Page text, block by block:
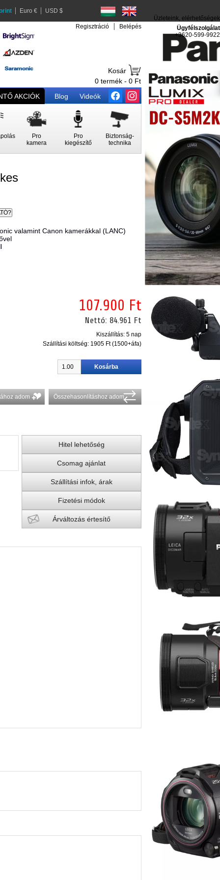
Euro € USD $
Regisztráció Belépés
Kosár
0 termék - 0 Ft
AKCIÓK Blog Videók
Pro
kamera
Pro
kiegészítő
Biztonság-
technika
Üzleteink, elérhetőségek
Ügyfélszolgálat
+3620-599-9922
valamint Canon kamerákkal (LANC)
107.900 Ft
Nettó: 84.961 Ft
Kiszállítás: 5 nap
Szállítási költség:1905 Ft (1500+áfa)
adom Összehasonlításhoz adom
Hitel lehetőség
Csomag ajánlat
Szállítási infok, árak
Fizetési módok
Árváltozás értesítő